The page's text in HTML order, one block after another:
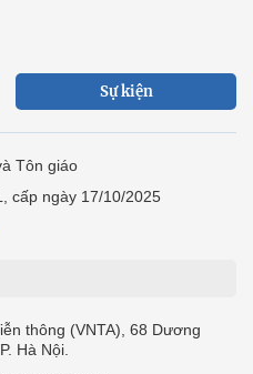
Sự kiện
Tôn giáo
cấp ngày 17/10/2025
thông (VNTA), 68 Dương
Hà Nội.